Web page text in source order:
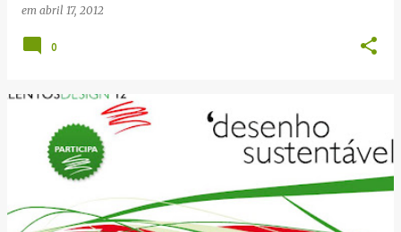
em abril 17, 2012
0